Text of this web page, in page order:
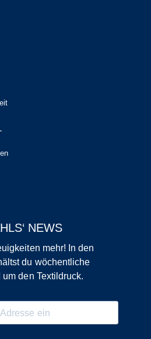
NEWS
mehr! In den
du wöchentliche
um den Textildruck.